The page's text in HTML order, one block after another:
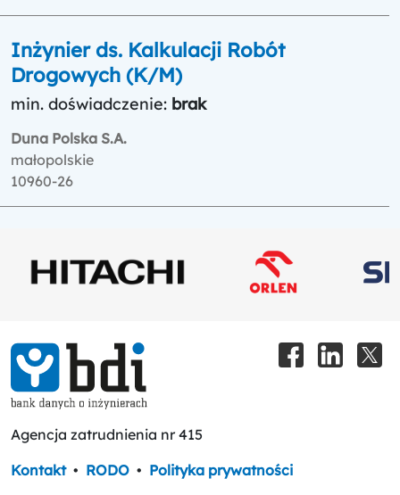
Inżynier ds. Kalkulacji Robót
Drogowych (K/M)
min. doświadczenie: brak
Duna Polska S.A.
małopolskie
10960-26
Agencja zatrudnienia nr 415
Kontakt • RODO • Polityka prywatności